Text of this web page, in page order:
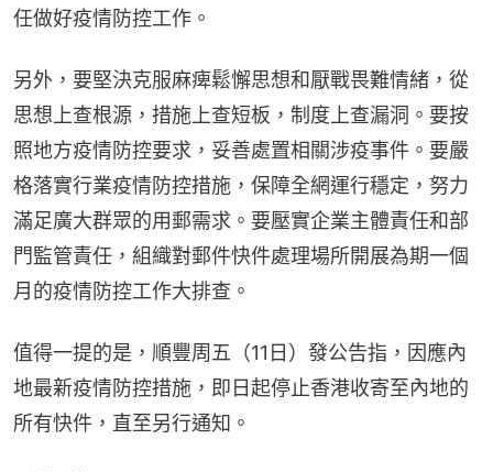
任做好疫情防控工作。
另外，要堅決克服麻痺鬆懈思想和厭戰畏難情緒，從
思想上查根源，措施上查短板，制度上查漏洞。要按
照地方疫情防控要求，妥善處置相關涉疫事件。要嚴
格落實行業疫情防控措施，保障全網運行穩定，努力
滿足廣大群眾的用郵需求。要壓實企業主體責任和部
門監管責任，組織對郵件快件處理場所開展為期一個
月的疫情防控工作大排查。
值得一提的是，順豐周五（11日）發公告指，因應內
地最新疫情防控措施，即日起停止香港收寄至內地的
所有快件，直至另行通知。